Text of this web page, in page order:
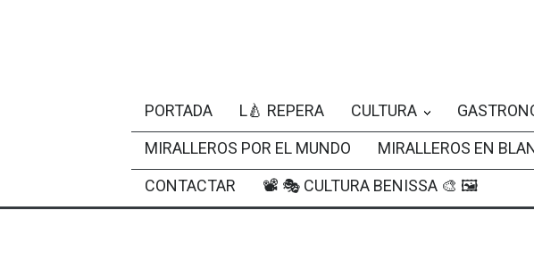
PORTADA L🍐 REPERA CULTURA
MIRALLEROS POR EL MUNDO
MIRALLEROS EN
CONTACTAR
📽 🎭 CULTURA BENISSA 🎨 🖼